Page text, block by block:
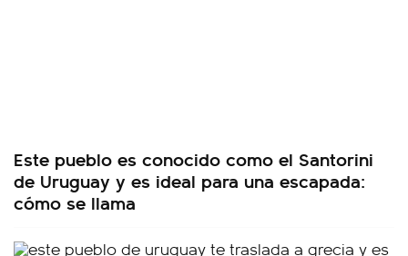
Este pueblo es conocido como el Santorini
de Uruguay y es ideal para una escapada:
cómo se llama